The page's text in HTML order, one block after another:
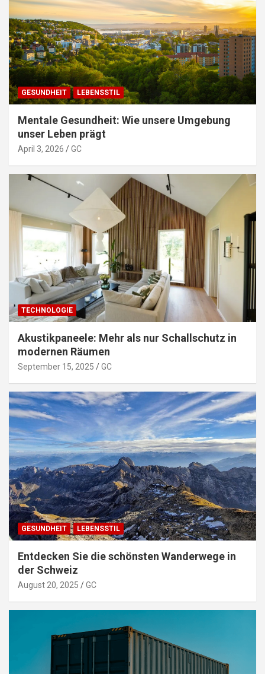
GESUNDHEIT LEBENSSTIL
Mentale Gesundheit: Wie unsere Umgebung
unser Leben prägt
April 3, 2026 GC
TECHNOLOGIE
Akustikpaneele: Mehr als nur Schallschutz in
modernen Räumen
September 15, 2025 GC
GESUNDHEIT LEBENSSTIL
Entdecken Sie die schönsten Wanderwege in
der Schweiz
August 20, 2025 GC